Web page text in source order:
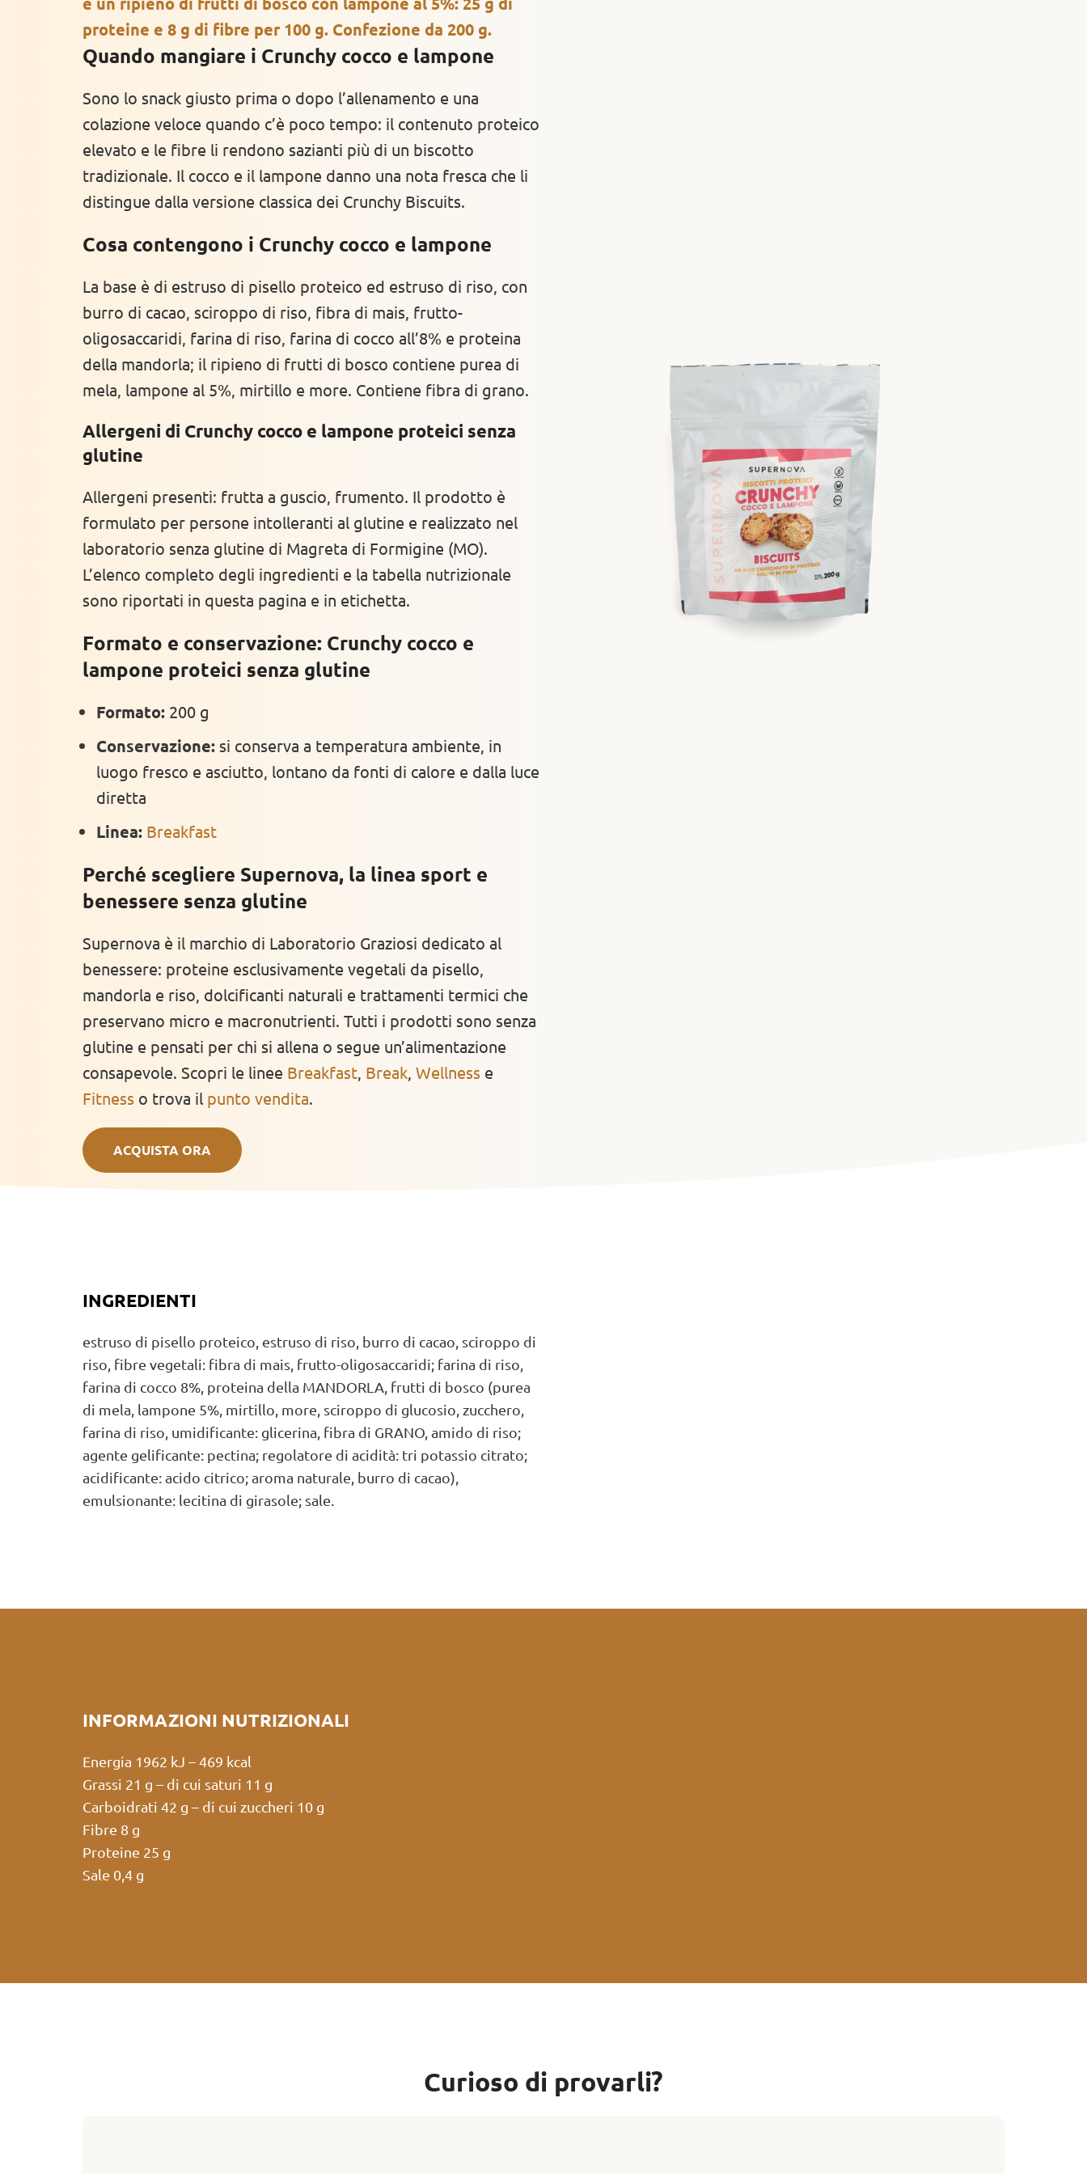
proteine e 8 g di fibre per 100 g. Confezione da 200 g.
Quando mangiare i Crunchy cocco e lampone
Sono lo snack giusto prima o dopo l’allenamento e una
colazione veloce quando c’è poco tempo: il contenuto proteico
elevato e le fibre li rendono sazianti più di un biscotto
tradizionale. Il cocco e il lampone danno una nota fresca che li
distingue dalla versione classica dei Crunchy Biscuits.
Cosa contengono i Crunchy cocco e lampone
La base è di estruso di pisello proteico ed estruso di riso, con
burro di cacao, sciroppo di riso, fibra di mais, frutto-
oligosaccaridi, farina di riso, farina di cocco all’8% e proteina
della mandorla; il ripieno di frutti di bosco contiene purea di
mela, lampone al 5%, mirtillo e more. Contiene fibra di grano.
Allergeni di Crunchy cocco e lampone proteici senza
glutine
Allergeni presenti: frutta a guscio, frumento. Il prodotto è
formulato per persone intolleranti al glutine e realizzato nel
laboratorio senza glutine di Magreta di Formigine (MO).
L’elenco completo degli ingredienti e la tabella nutrizionale
sono riportati in questa pagina e in etichetta.
Formato e conservazione: Crunchy cocco e
lampone proteici senza glutine
Formato: 200 g
Conservazione: si conserva a temperatura ambiente, in
luogo fresco e asciutto, lontano da fonti di calore e dalla luce
diretta
Linea: Breakfast
Perché scegliere Supernova, la linea sport e
benessere senza glutine
Supernova è il marchio di Laboratorio Graziosi dedicato al
benessere: proteine esclusivamente vegetali da pisello,
mandorla e riso, dolcificanti naturali e trattamenti termici che
preservano micro e macronutrienti. Tutti i prodotti sono senza
glutine e pensati per chi si allena o segue un’alimentazione
consapevole. Scopri le linee Breakfast, Break, Wellness e
Fitness o trova il punto vendita.
ACQUISTA ORA
INGREDIENTI
estruso di pisello proteico, estruso di riso, burro di cacao, sciroppo di
riso, fibre vegetali: fibra di mais, frutto-oligosaccaridi; farina di riso,
farina di cocco 8%, proteina della MANDORLA, frutti di bosco (purea
di mela, lampone 5%, mirtillo, more, sciroppo di glucosio, zucchero,
farina di riso, umidificante: glicerina, fibra di GRANO, amido di riso;
agente gelificante: pectina; regolatore di acidità: tri potassio citrato;
acidificante: acido citrico; aroma naturale, burro di cacao),
emulsionante: lecitina di girasole; sale.
INFORMAZIONI NUTRIZIONALI
Energia 1962 kJ – 469 kcal
Grassi 21 g – di cui saturi 11 g
Carboidrati 42 g – di cui zuccheri 10 g
Fibre 8 g
Proteine 25 g
Sale 0,4 g
Curioso di provarli?